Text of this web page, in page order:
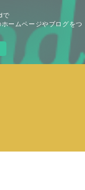
で
ームページやブログをつ